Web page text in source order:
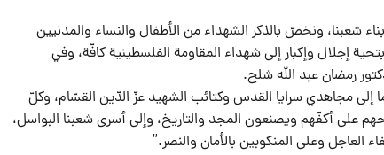
شعبنا، ونخصّ بالذكر الشهداء من الأطفال والنساء والمدنيين
إجلال وإكبار إلى شهداء المقاومة الفلسطينية كافّة، وفي
رمضان عبد الله شلح.
إلى مجاهدي سرايا القدس وكتائب الشهيد عزّ الدّين القسّام، وكلّ
على أكفّهم ويصنعون المجد والتاريخ، وإلى أسرى شعبنا البواسل،
العاجل وعلى المنكوبين بالأمان والنصر.”